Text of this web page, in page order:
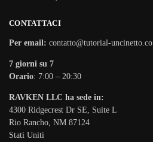
CONTATTACI
Per email: contatto@tutorial-uncinetto.co
7 giorni su 7
Orario: 7:00 – 20:30
RAVKEN LLC ha sede in:
4300 Ridgecrest Dr SE, Suite L
Rio Rancho, NM 87124
Stati Uniti